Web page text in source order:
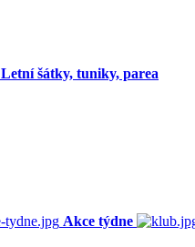
Letní šátky, tuniky, parea
Akce týdne